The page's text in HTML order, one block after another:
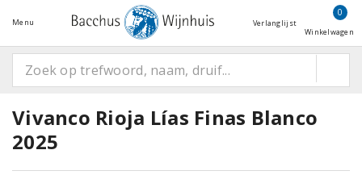
Menu Verlanglijst
0
Winkelwagen
Vivanco Rioja Lías Finas Blanco
2025